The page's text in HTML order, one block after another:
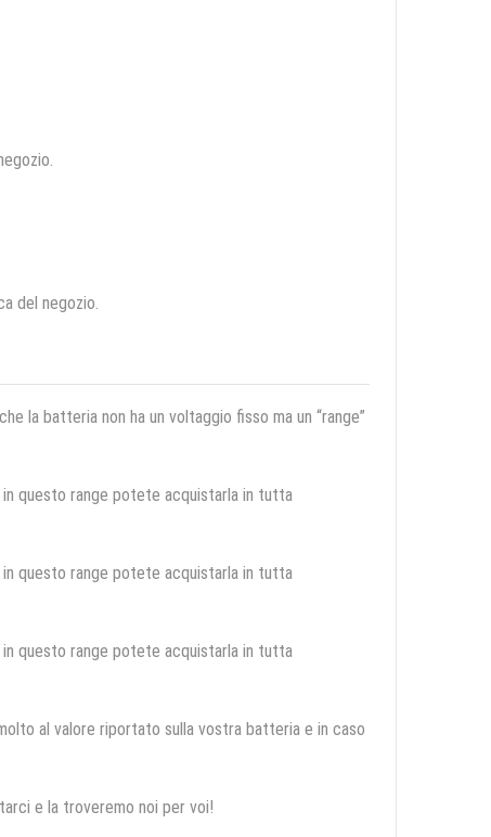
del negozio.
la batteria non ha un voltaggio fisso ma un “range”
questo range potete acquistarla in tutta
questo range potete acquistarla in tutta
questo range potete acquistarla in tutta
al valore riportato sulla vostra batteria e in caso
e la troveremo noi per voi!